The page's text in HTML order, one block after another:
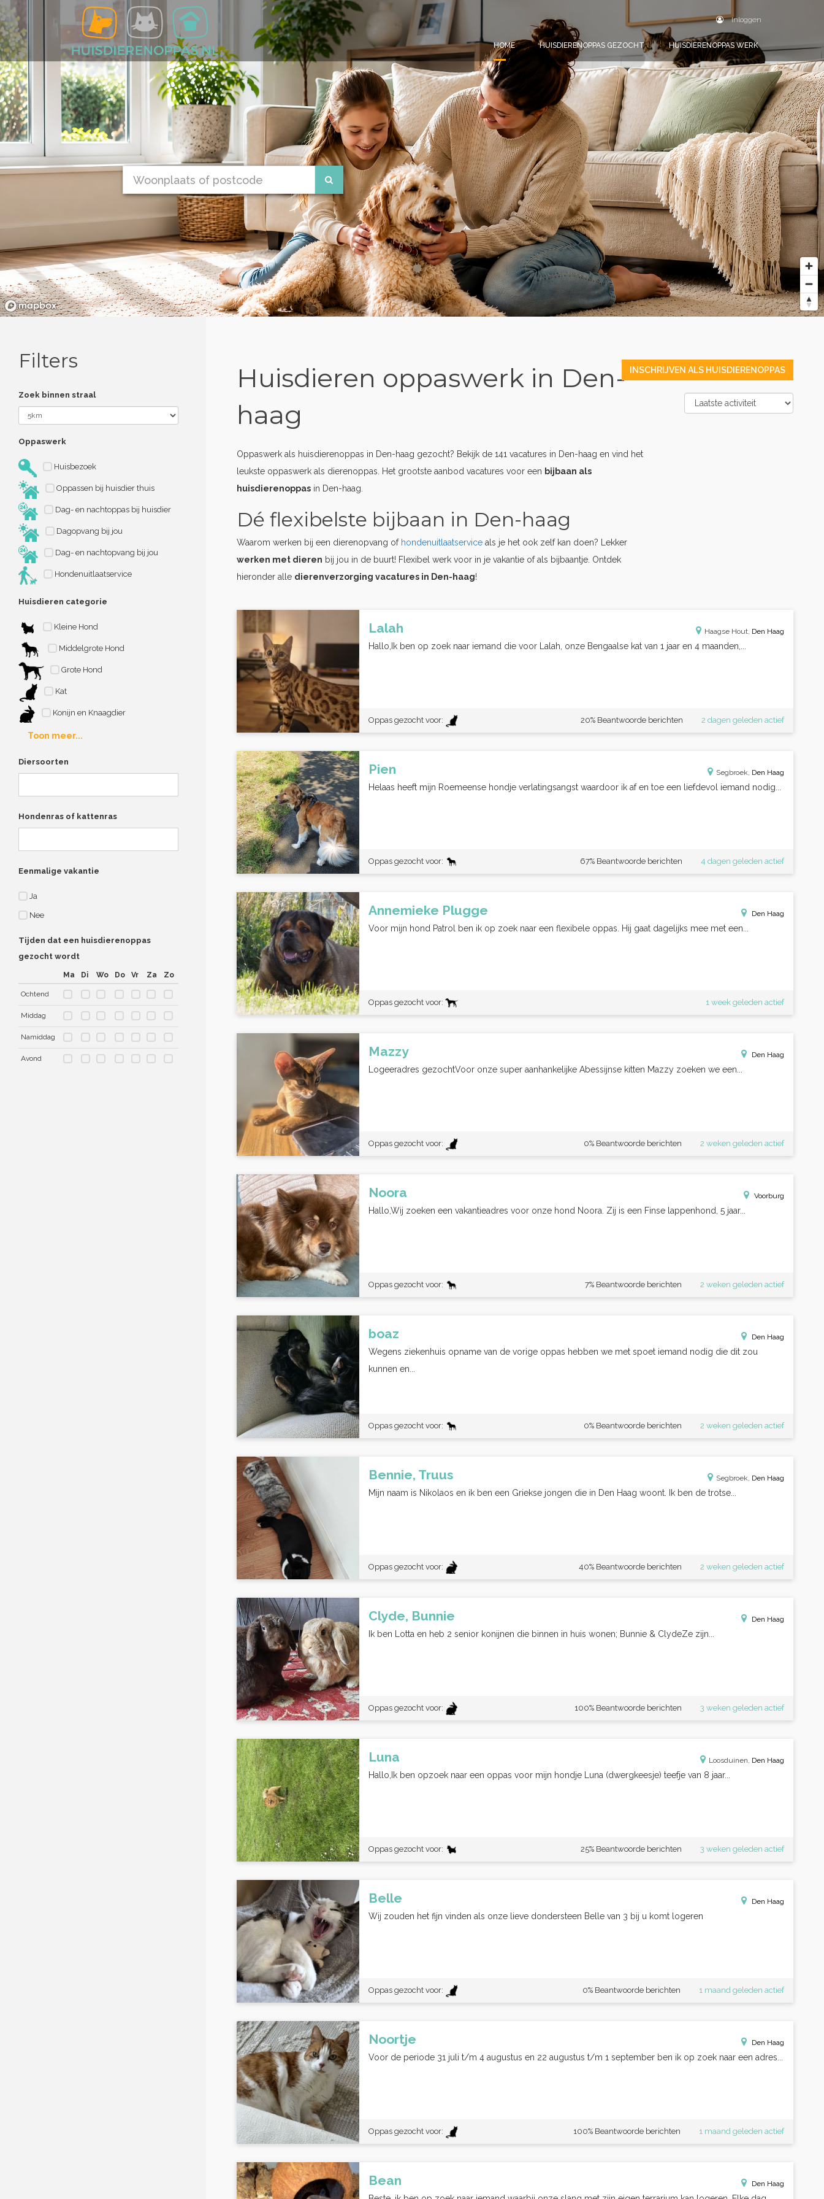
Inloggen
HOME HUISDIERENOPPAS GEZOCHT HUISDIERENOPPAS WERK
Filters
Zoek binnen straal
Oppaswerk
Huisbezoek
Oppassen bij huisdier thuis
Dag- en nachtoppas bij huisdier
Dagopvang bij jou
Dag- en nachtopvang bij jou
Hondenuitlaatservice
Huisdieren categorie
Kleine Hond
Middelgrote Hond
Grote Hond
Kat
Konijn en Knaagdier
Toon meer...
Diersoorten
Hondenras of kattenras
Eenmalige vakantie
Ja
Nee
Tijden dat een huisdierenoppas
gezocht wordt
Ma Di Wo Do Vr Za Zo
Ochtend
Middag
Namiddag
Avond
Huisdieren oppaswerk in Den-
haag
Oppaswerk als huisdierenoppas in Den-haag gezocht? Bekijk de 141 vacatures in Den-haag en vind het
leukste oppaswerk als dierenoppas. Het grootste aanbod vacatures voor een bijbaan als
huisdierenoppas in Den-haag.
Dé flexibelste bijbaan in Den-haag
Waarom werken bij een dierenopvang of hondenuitlaatservice als je het ook zelf kan doen? Lekker
werken met dieren bij jou in de buurt! Flexibel werk voor in je vakantie of als bijbaantje. Ontdek
hieronder alle dierenverzorging vacatures in Den-haag!
INSCHRIJVEN ALS HUISDIERENOPPAS
Lalah Haagse Hout, Den Haag
Hallo,Ik ben op zoek naar iemand die voor Lalah, onze Bengaalse kat van 1 jaar en 4 maanden,...
Oppas gezocht voor: 2 dagen geleden actief
20% Beantwoorde berichten
Pien Segbroek, Den Haag
Helaas heeft mijn Roemeense hondje verlatingsangst waardoor ik af en toe een liefdevol iemand nodig...
Oppas gezocht voor: 4 dagen geleden actief
67% Beantwoorde berichten
Annemieke Plugge Den Haag
Voor mijn hond Patrol ben ik op zoek naar een flexibele oppas. Hij gaat dagelijks mee met een...
Oppas gezocht voor: 1 week geleden actief
Mazzy Den Haag
Logeeradres gezocht​Voor onze super aanhankelijke Abessijnse kitten Mazzy zoeken we een...
Oppas gezocht voor: 2 weken geleden actief
0% Beantwoorde berichten
Noora Voorburg
Hallo,Wij zoeken een vakantieadres voor onze hond Noora. Zij is een Finse lappenhond, 5 jaar...
Oppas gezocht voor: 2 weken geleden actief
7% Beantwoorde berichten
boaz Den Haag
Wegens ziekenhuis opname van de vorige oppas hebben we met spoet iemand nodig die dit zou
kunnen en...
Oppas gezocht voor: 2 weken geleden actief
0% Beantwoorde berichten
Bennie, Truus Segbroek, Den Haag
Mijn naam is Nikolaos en ik ben een Griekse jongen die in Den Haag woont. Ik ben de trotse...
Oppas gezocht voor: 2 weken geleden actief
40% Beantwoorde berichten
Clyde, Bunnie Den Haag
Ik ben Lotta en heb 2 senior konijnen die binnen in huis wonen; Bunnie & ClydeZe zijn...
Oppas gezocht voor: 3 weken geleden actief
100% Beantwoorde berichten
Luna Loosduinen, Den Haag
Hallo,Ik ben opzoek naar een oppas voor mijn hondje Luna (dwergkeesje) teefje van 8 jaar...
Oppas gezocht voor: 3 weken geleden actief
25% Beantwoorde berichten
Belle Den Haag
Wij zouden het fijn vinden als onze lieve dondersteen Belle van 3 bij u komt logeren
Oppas gezocht voor: 1 maand geleden actief
0% Beantwoorde berichten
Noortje Den Haag
Voor de periode 31 juli t/m 4 augustus en 22 augustus t/m 1 september ben ik op zoek naar een adres...
Oppas gezocht voor: 1 maand geleden actief
100% Beantwoorde berichten
Bean Den Haag